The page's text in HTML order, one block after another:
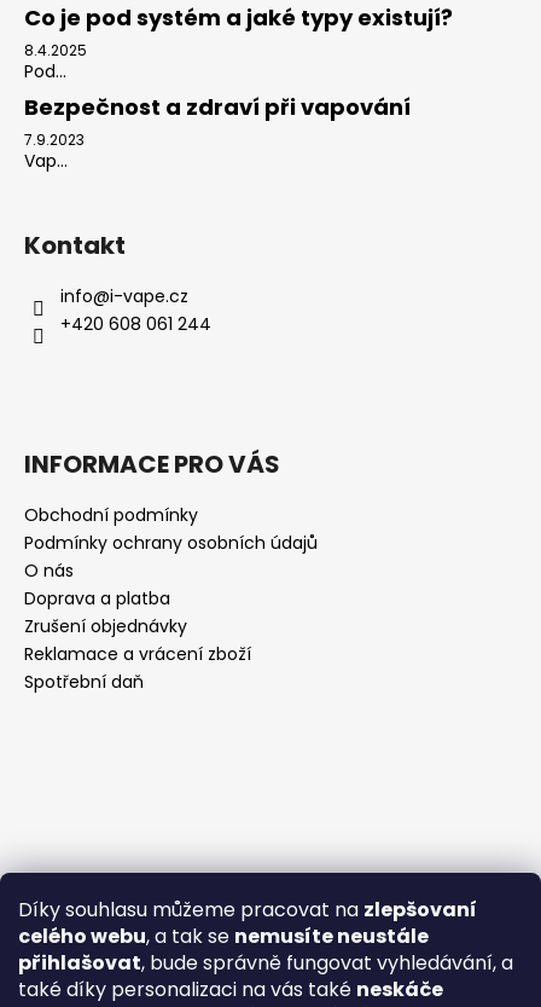
Díky souhlasu můžeme pracovat na zlepšovaní
celého webu, a tak se nemusíte neustále
přihlašovat, bude správně fungovat vyhledávání, a
také díky personalizaci na vás také neskáče
Co je pod systém a jaké typy existují?
8.4.2025
Pod...
Bezpečnost a zdraví při vapování
7.9.2023
Vap...
Kontakt
info@i-vape.cz
+420 608 061 244
INFORMACE PRO VÁS
Obchodní podmínky
Podmínky ochrany osobních údajů
O nás
Doprava a platba
Zrušení objednávky
Reklamace a vrácení zboží
Spotřební daň